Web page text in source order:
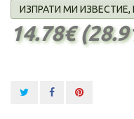
ИЗПРАТИ МИ
14.78€